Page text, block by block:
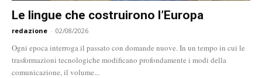
Le lingue che costruirono l’Europa
redazione - 02/08/2026
Ogni epoca interroga il passato con domande nuove. In un tempo in cui le
trasformazioni tecnologiche modificano profondamente i modi della
comunicazione, il volume...